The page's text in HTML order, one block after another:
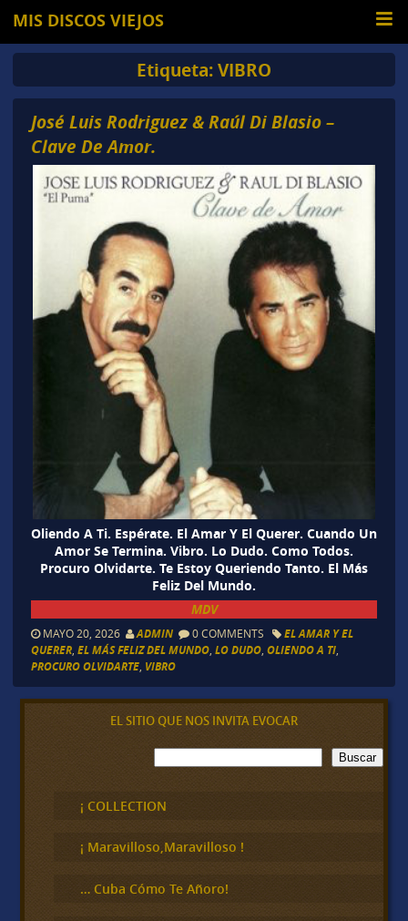
MIS DISCOS VIEJOS
Etiqueta:VIBRO
José Luis Rodriguez & Raúl Di Blasio –
Clave De Amor.
Oliendo A Ti. Espérate. El Amar Y El Querer. Cuando Un
Amor Se Termina. Vibro. Lo Dudo. Como Todos.
Procuro Olvidarte. Te Estoy Queriendo Tanto. El Más
Feliz Del Mundo.
MDV
MAYO 20, 2026 ADMIN 0 COMMENTS
EL AMAR Y EL
QUERER, EL MÁS FELIZ DEL MUNDO, LO DUDO, OLIENDO A TI,
PROCURO OLVIDARTE, VIBRO
EL SITIO QUE NOS INVITA EVOCAR
B
u
c
a
Buscar
¡ COLLECTION
¡ Maravilloso,Maravilloso !
… Cuba Cómo Te Añoro!